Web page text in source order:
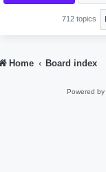
712 topics
Home Board index
Powered by